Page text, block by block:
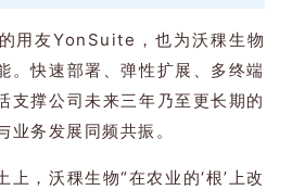
用友YonSuite，也为沃稞生物
。快速部署、弹性扩展、多终端
支撑公司未来三年乃至更长期的
务发展同频共振。
，沃稞生物“在农业的‘根’上改